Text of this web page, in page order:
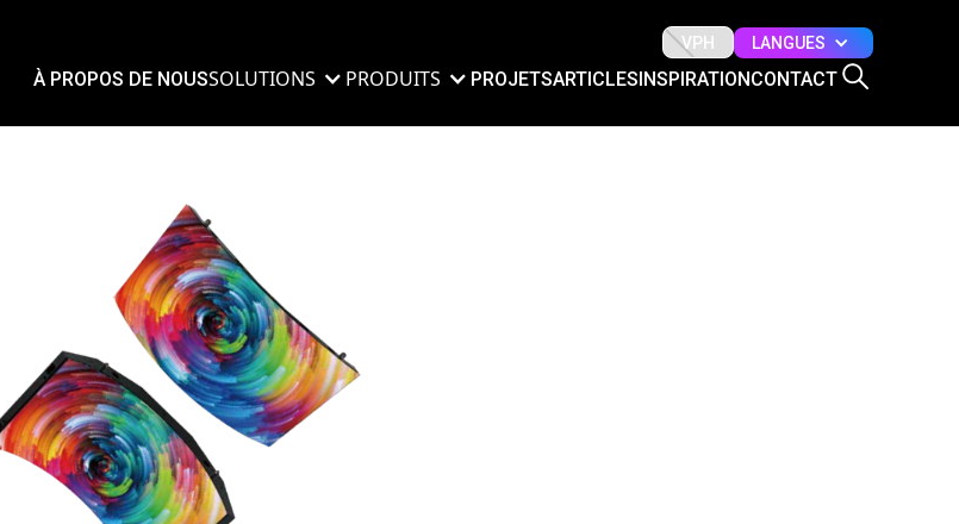
VPH LANGUES
À PROPOS DE NOUSSOLUTIONS PRODUITS PROJETSARTICLESINSPIRATIONCONTACT